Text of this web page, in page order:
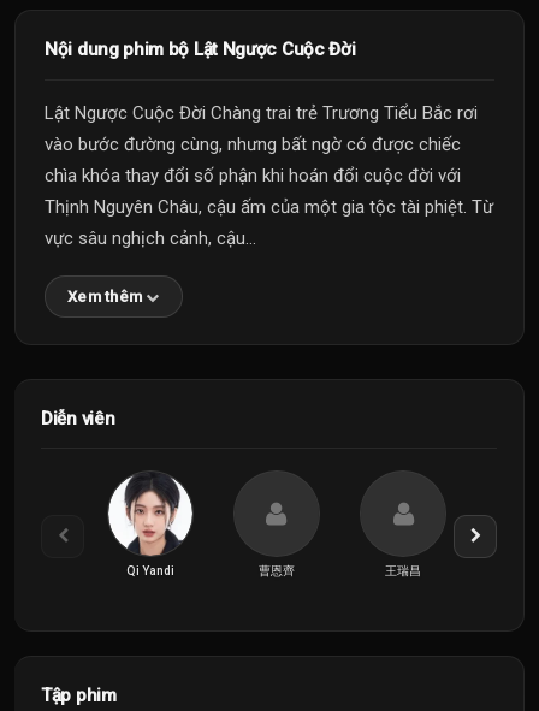
Nội dung phim bộ Lật Ngược Cuộc Đời
Lật Ngược Cuộc Đời Chàng trai trẻ Trương Tiểu Bắc rơi
vào bước đường cùng, nhưng bất ngờ có được chiếc
chìa khóa thay đổi số phận khi hoán đổi cuộc đời với
Thịnh Nguyên Châu, cậu ấm của một gia tộc tài phiệt. Từ
vực sâu nghịch cảnh, cậu...
Xem thêm
Diễn viên
Qi Yandi 曹恩齊 王瑞昌
Tập phim